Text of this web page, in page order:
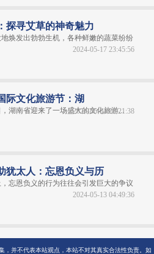
探寻艾草的神奇魅力
焕发出勃勃生机，各种鲜嫩的蔬菜纷纷
2024-05-17 23:45:56
际文化旅游节：湖
，湖南省迎来了一场盛大的文化旅游...
2024-06-04 20:21:38
犹太人：忘恩负义与历
忘恩负义的行为往往会引发巨大的争议
2024-05-13 04:49:36
，并不代表本站观点，本站不对其真实合法性负责。如